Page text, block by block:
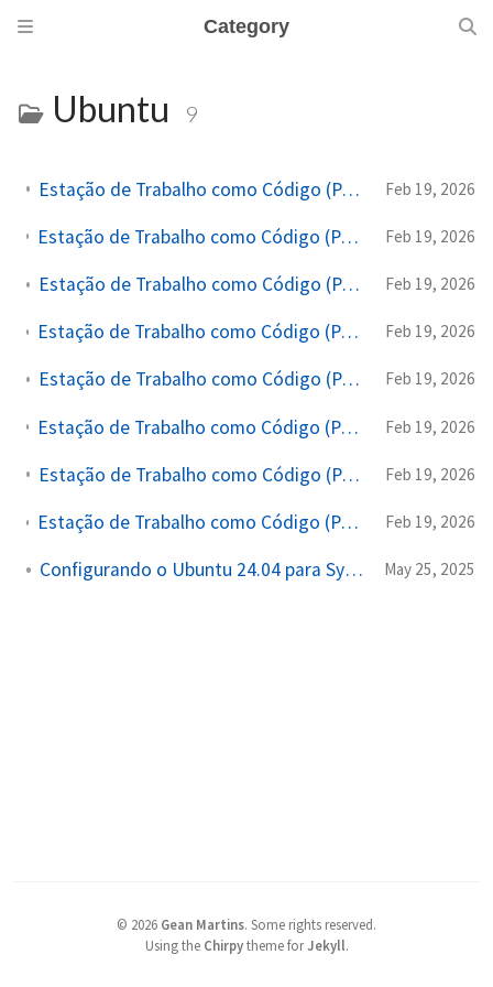
Category
Ubuntu 9
Estação de Trabalho como Código (Parte 6): Virtualizando com KVM e LIBVIRT Feb 19, 2026
Estação de Trabalho como Código (Parte 5): Customizando o GNOME Terminal e a Interface do Ubuntu Feb 19, 2026
Estação de Trabalho como Código (Parte 4.5): Menu SSH Interativo Feb 19, 2026
Estação de Trabalho como Código (Parte 3.5): Gerenciando Múltiplas Conexões SSH com Tmux Feb 19, 2026
Estação de Trabalho como Código (Parte 3): Configurando Vim e Tmux Feb 19, 2026
Estação de Trabalho como Código (Parte 2): Customizando o Bash com Aliases e Funções Feb 19, 2026
Estação de Trabalho como Código (Parte 1): Fundação com Ubuntu 24.04 e Git Feb 19, 2026
Estação de Trabalho como Código (Parte 4): Organizando Acessos com SSH Config Feb 19, 2026
Configurando o Ubuntu 24.04 para SysAdmins May 25, 2025
© 2026 Gean Martins. Some rights reserved.
Using the Chirpytheme forJekyll.